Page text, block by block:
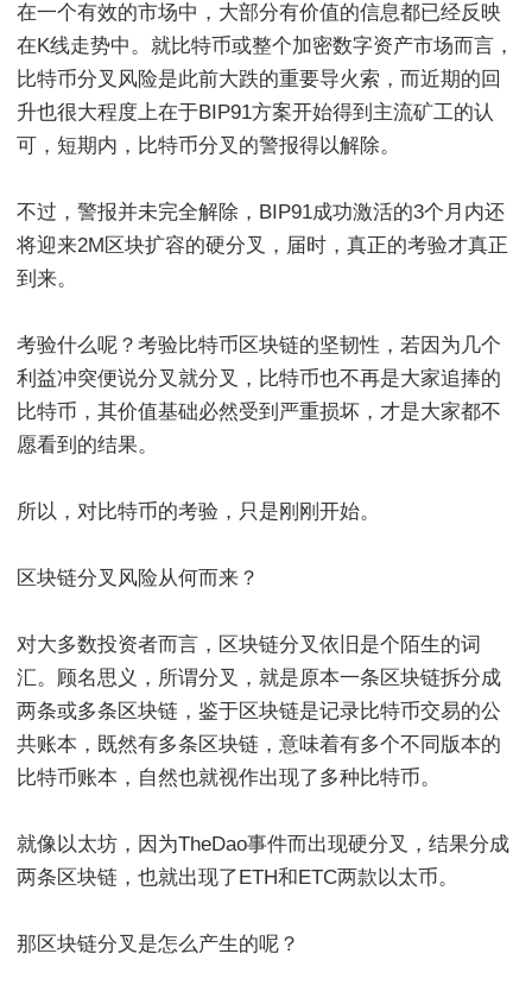
在一个有效的市场中，大部分有价值的信息都已经反映
在K线走势中。就比特币或整个加密数字资产市场而言，
比特币分叉风险是此前大跌的重要导火索，而近期的回
升也很大程度上在于BIP91方案开始得到主流矿工的认
可，短期内，比特币分叉的警报得以解除。
不过，警报并未完全解除，BIP91成功激活的3个月内还
将迎来2M区块扩容的硬分叉，届时，真正的考验才真正
到来。
考验什么呢？考验比特币区块链的坚韧性，若因为几个
利益冲突便说分叉就分叉，比特币也不再是大家追捧的
比特币，其价值基础必然受到严重损坏，才是大家都不
愿看到的结果。
所以，对比特币的考验，只是刚刚开始。
区块链分叉风险从何而来？
对大多数投资者而言，区块链分叉依旧是个陌生的词
汇。顾名思义，所谓分叉，就是原本一条区块链拆分成
两条或多条区块链，鉴于区块链是记录比特币交易的公
共账本，既然有多条区块链，意味着有多个不同版本的
比特币账本，自然也就视作出现了多种比特币。
就像以太坊，因为TheDao事件而出现硬分叉，结果分成
两条区块链，也就出现了ETH和ETC两款以太币。
那区块链分叉是怎么产生的呢？